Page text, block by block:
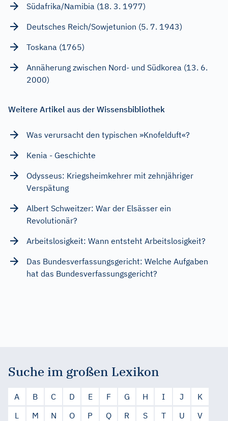
Südafrika/Namibia (18. 3. 1977)
Deutsches Reich/Sowjetunion (5. 7. 1943)
Toskana (1765)
Annäherung zwischen Nord- und Südkorea (13. 6.
2000)
Weitere Artikel aus der Wissensbibliothek
Was verursacht den typischen »Knofelduft«?
Kenia - Geschichte
Odysseus: Kriegsheimkehrer mit zehnjähriger
Verspätung
Albert Schweitzer: War der Elsässer ein
Revolutionär?
Arbeitslosigkeit: Wann entsteht Arbeitslosigkeit?
Das Bundesverfassungsgericht: Welche Aufgaben
hat das Bundesverfassungsgericht?
Suche im großen Lexikon
A B C D E F G H I J
K
L
M N O P Q R S T U
V